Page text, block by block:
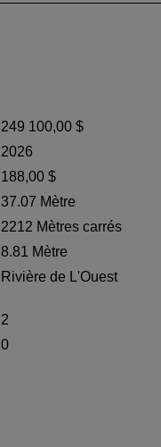
249 100,00 $
2026
188,00 $
37.07 Mètre
2212 Mètres carrés
8.81 Mètre
Rivière de L'Ouest
2
0